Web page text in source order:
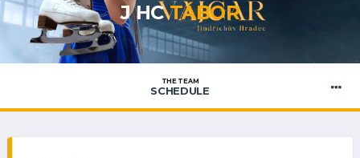
J HCTÁBOR
THE TEAM
SCHEDULE